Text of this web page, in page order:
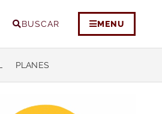
BUSCAR MENU
PLANES